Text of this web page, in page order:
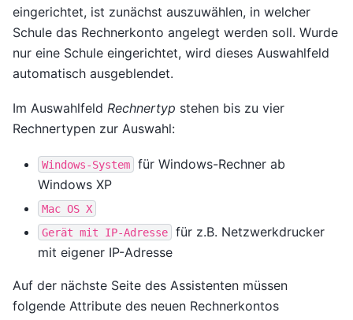
eingerichtet, ist zunächst auszuwählen, in welcher
Schule das Rechnerkonto angelegt werden soll. Wurde
nur eine Schule eingerichtet, wird dieses Auswahlfeld
automatisch ausgeblendet.
Im Auswahlfeld Rechnertyp stehen bis zu vier
Rechnertypen zur Auswahl:
Windows-System
für Windows-Rechner ab
Windows XP
Mac OS X
Gerät mit IP-Adresse
für z.B. Netzwerkdrucker
mit eigener IP-Adresse
Auf der nächste Seite des Assistenten müssen
folgende Attribute des neuen Rechnerkontos